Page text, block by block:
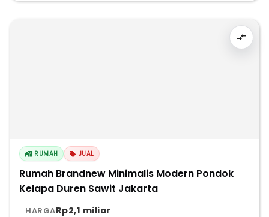
RUMAH JUAL
Rumah Brandnew Minimalis Modern Pondok
Kelapa Duren Sawit Jakarta
HARGARp2,1 miliar